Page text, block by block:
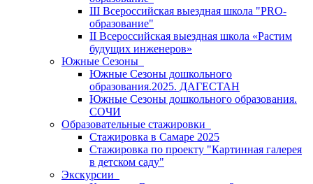
III Всероссийская выездная школа "PRO-
образование"
II Всероссийская выездная школа «Растим
будущих инженеров»
Южные Сезоны
Южные Сезоны дошкольного
образования.2025. ДАГЕСТАН
Южные Сезоны дошкольного образования.
СОЧИ
Образовательные стажировки
Стажировка в Самаре 2025
Стажировка по проекту "Картинная галерея
в детском саду"
Экскурсии